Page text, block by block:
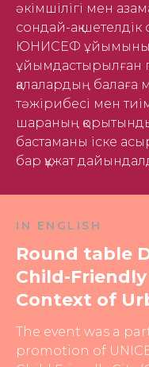
әкімшілігі мен
сондай-ақ
ЮНИСЕФ
ұйымдастырылған
қалалардың балаға
тәжірибесі мен
шараның
бастаманы іске
бар құжат
IN ENGLISH
Round table
Child-
Context of
The event was a
promotion of